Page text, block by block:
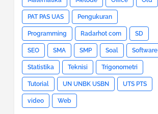
PAT PAS UAS Pengukuran
Programming Radarhot com SD
SEO SMA SMP Soal Software
Statistika Teknisi Trigonometri
Tutorial UN UNBK USBN UTS PTS
video Web